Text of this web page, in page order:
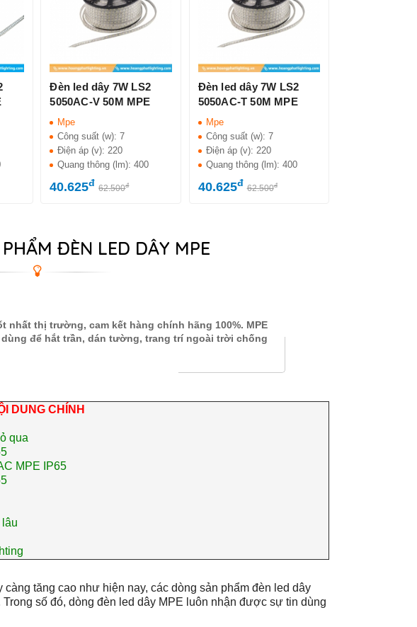
Đèn led dây 7W LS2
5050AC-V 50M MPE
Mpe
Công suất (w):7
Điện áp (v): 220
Quang thông (lm):400
40.625đ 62.500đ
Đèn led dây 7W LS2
5050AC-T 50M MPE
Mpe
Công suất (w): 7
Điện áp (v): 220
Quang thông (lm): 400
40.625đ 62.500đ
ĐÈN LED DÂY MPE
nhất thị trường, cam kết hàng chính hãng 100%. MPE
dùng để hắt trần, dán tường, trang trí ngoài trời chống
DUNG CHÍNH
qua
MPE IP65
lâu
tăng cao như hiện nay, các dòng sản phẩm đèn led dây
số đó, dòng đèn led dây MPE luôn nhận được sự tin dùng